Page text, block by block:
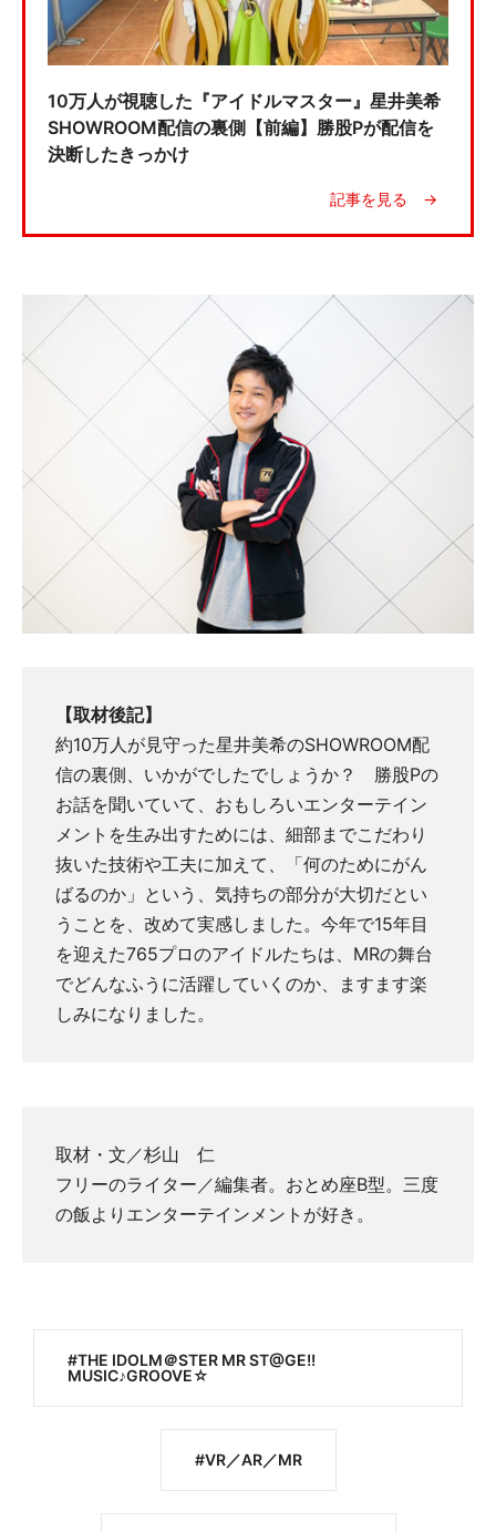
10万人が視聴した『アイドルマスター』星井美希
SHOWROOM配信の裏側【前編】勝股Pが配信を
決断したきっかけ
【取材後記】
約10万人が見守った星井美希のSHOWROOM配
信の裏側、いかがでしたでしょうか？ 勝股Pの
お話を聞いていて、おもしろいエンターテイン
メントを生み出すためには、細部までこだわり
抜いた技術や工夫に加えて、「何のためにがん
ばるのか」という、気持ちの部分が大切だとい
うことを、改めて実感しました。今年で15年目
を迎えた765プロのアイドルたちは、MRの舞台
でどんなふうに活躍していくのか、ますます楽
しみになりました。
取材・文／杉山 仁
フリーのライター／編集者。おとめ座B型。三度
の飯よりエンターテインメントが好き。
THE IDOLM＠STER MR ST@GE!!
MUSIC♪GROOVE☆
VR／AR／MR